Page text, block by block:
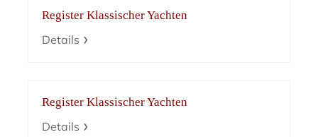
Register Klassischer Yachten
Details
Register Klassischer Yachten
Details